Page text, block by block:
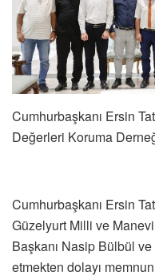
Cumhurbaşkanı Ersin
Değerleri Koruma
Cumhurbaşkanı Ersin
Güzelyurt Milli ve
Başkanı Nasip Bülbül
etmekten dolayı